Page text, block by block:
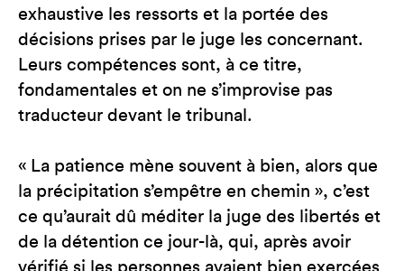
exhaustive les ressorts et la portée des
décisions prises par le juge les concernant.
Leurs compétences sont, à ce titre,
fondamentales et on ne s’improvise pas
traducteur devant le tribunal.
« La patience mène souvent à bien, alors que
la précipitation s’empêtre en chemin », c’est
ce qu’aurait dû méditer la juge des libertés et
de la détention ce jour-là, qui, après avoir
vérifié si les personnes avaient bien exercées